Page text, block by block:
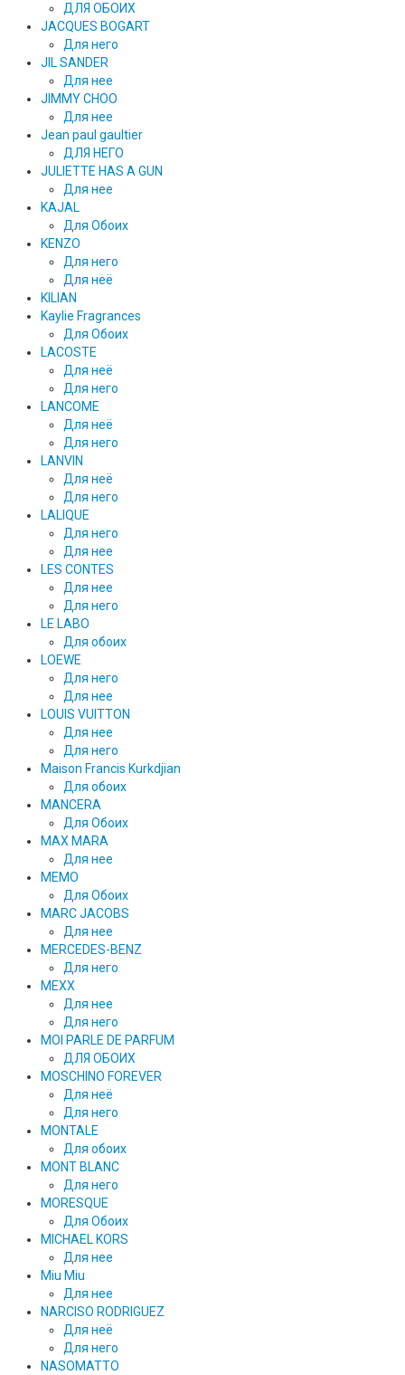
ДЛЯ ОБОИХ
JACQUES BOGART
Для него
JIL SANDER
Для нее
JIMMY CHOO
Для нее
Jean paul gaultier
ДЛЯ НЕГО
JULIETTE HAS A GUN
Для нее
KAJAL
Для Обоих
KENZO
Для него
Для неё
KILIAN
Kaylie Fragrances
Для Обоих
LACOSTE
Для неё
Для него
LANCOME
Для неё
Для него
LANVIN
Для неё
Для него
LALIQUE
Для него
Для нее
LES CONTES
Для нее
Для него
LE LABO
Для обоих
LOEWE
Для него
Для нее
LOUIS VUITTON
Для нее
Для него
Maison Francis Kurkdjian
Для обоих
MANCERA
Для Обоих
MAX MARA
Для нее
MEMO
Для Обоих
MARC JACOBS
Для нее
MERCEDES-BENZ
Для него
MEXX
Для нее
Для него
MOI PARLE DE PARFUM
ДЛЯ ОБОИХ
MOSCHINO FOREVER
Для неё
Для него
MONTALE
Для обоих
MONT BLANC
Для него
MORESQUE
Для Обоих
MICHAEL KORS
Для нее
Miu Miu
Для нее
NARCISO RODRIGUEZ
Для неё
Для него
NASOMATTO